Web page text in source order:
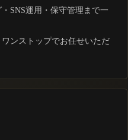
SNS運用・保守管理まで一
ンストップでお任せいただ